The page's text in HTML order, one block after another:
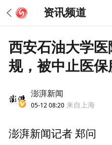
资讯频道
西安石油大学
规，被中止医保
澎湃新闻
05-12 08:20 来自上海
澎湃新闻记者 郑问